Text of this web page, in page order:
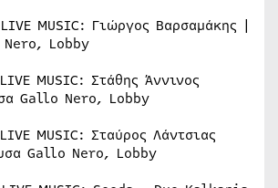
MUSIC: Γιώργος Βαρσαμάκης |
Lobby
MUSIC: Στάθης Άννινος
Gallo Nero, Lobby
MUSIC: Σταύρος Λάντσιας
Gallo Nero, Lobby